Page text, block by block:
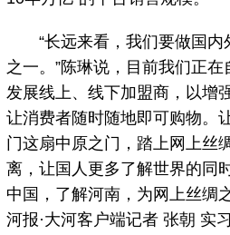
“长远来看，我们要做国内
之一。”陈琳说，目前我们正在
发展线上、线下加盟商，以增
让消费者随时随地即可购物。
门这扇中原之门，踏上网上丝
离，让国人更多了解世界的同
中国，了解河南，为网上丝绸
河报·大河客户端记者 张朝 实